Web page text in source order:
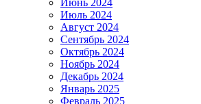
Июль 2024
Август 2024
Сентябрь 2024
Октябрь 2024
Ноябрь 2024
Декабрь 2024
Январь 2025
Февраль 2025